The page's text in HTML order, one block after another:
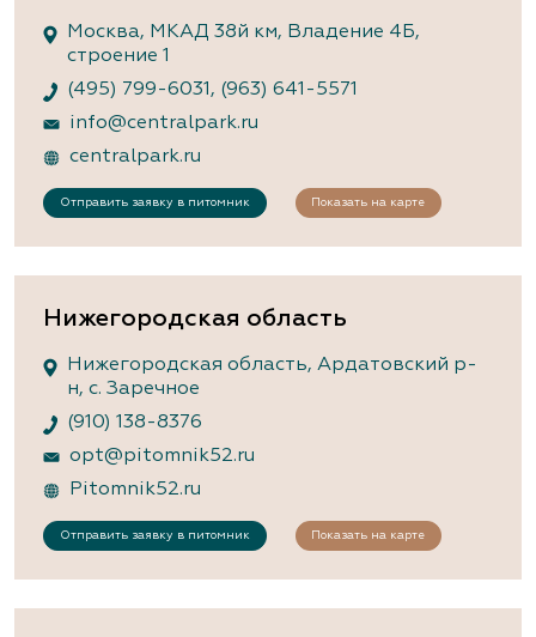
Москва, МКАД 38й км, Владение 4Б,
строение 1
(495) 799-6031 , (963) 641-5571
info@centralpark.ru
centralpark.ru
Отправить заявку в питомник Показать на карте
Нижегородская область
Нижегородская область, Ардатовский р-
н, с. Заречное
(910) 138-8376
opt@pitomnik52.ru
Pitomnik52.ru
Отправить заявку в питомник Показать на карте